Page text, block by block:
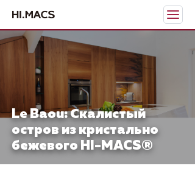
Le Baou: Скалистый
остров из кристально
бежевого HI-MACS®